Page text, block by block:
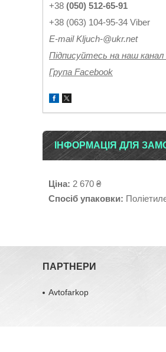
+38 (050) 512-65-91
+38 (063) 104-95-34 Viber
Е-mail Kljuch-@ukr.net
Підписуйтесь на наш канал
Група Facebook
ІНФОРМАЦІЯ ДЛЯ
Ціна: 2 670 ₴
Спосіб упаковки:
ПАРТНЕРИ
Avtofarkop